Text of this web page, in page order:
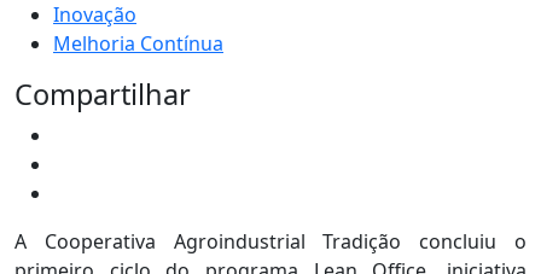
Inovação
Melhoria Contínua
Compartilhar
A Cooperativa Agroindustrial Tradição concluiu o